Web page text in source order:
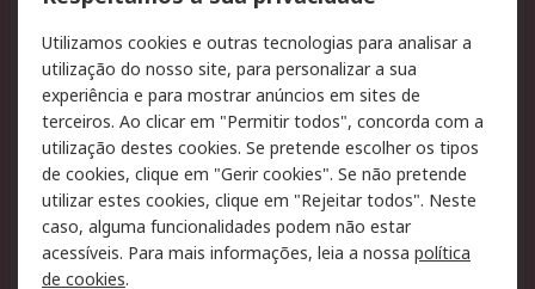
Pagamento e
faturação
Legal
Aviso legal
Política de cookies
Política de privacidade
- Atualizada
Segurança de emails
Utilizamos cookies e outras tecnologias para analisar a
utilização do nosso site, para personalizar a sua
experiência e para mostrar anúncios em sites de
terceiros. Ao clicar em "Permitir todos", concorda com a
utilização destes cookies. Se pretende escolher os tipos
de cookies, clique em "Gerir cookies". Se não pretende
utilizar estes cookies, clique em "Rejeitar todos". Neste
caso, alguma funcionalidades podem não estar
acessíveis. Para mais informações, leia a nossa política
de cookies.